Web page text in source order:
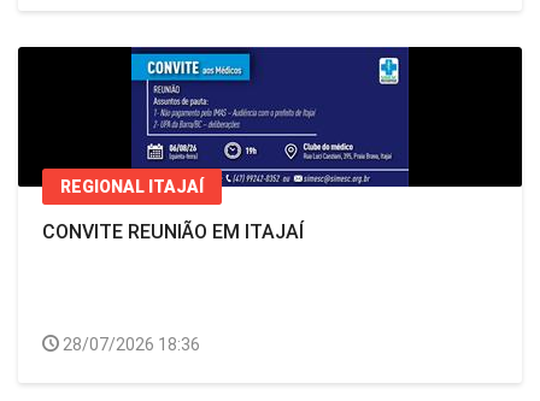
REGIONAL ITAJAÍ
CONVITE REUNIÃO EM ITAJAÍ
28/07/2026 18:36